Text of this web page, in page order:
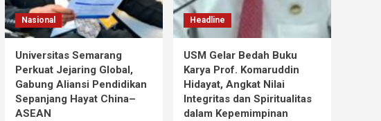
Nasional
Universitas Semarang
Perkuat Jejaring Global,
Gabung Aliansi Pendidikan
Sepanjang Hayat China–
ASEAN
Headline
USM Gelar Bedah Buku
Karya Prof. Komaruddin
Hidayat, Angkat Nilai
Integritas dan Spiritualitas
dalam Kepemimpinan